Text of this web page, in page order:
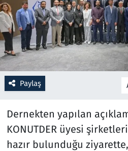
Paylaş
Dernekten yapılan
KONUTDER üyesi
hazır bulunduğu
Rüya Tabirleri
Sağlık
Savunma Sanayi
Seçim 2023
Spor
Teknoloji ve Bilim